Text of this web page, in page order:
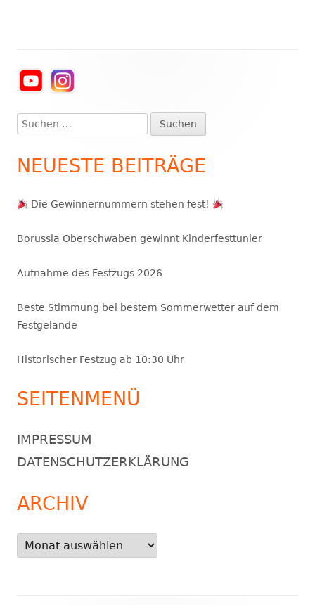
Haupt-
Seitenleiste
Suchen
nach:
NEUESTE BEITRÄGE
Die Gewinnernummern stehen fest!
Borussia Oberschwaben gewinnt Kinderfesttunier
Aufnahme des Festzugs 2026
Beste Stimmung bei bestem Sommerwetter auf dem
Festgelände
Historischer Festzug ab 10:30 Uhr
SEITENMENÜ
IMPRESSUM
DATENSCHUTZERKLÄRUNG
ARCHIV
Archiv